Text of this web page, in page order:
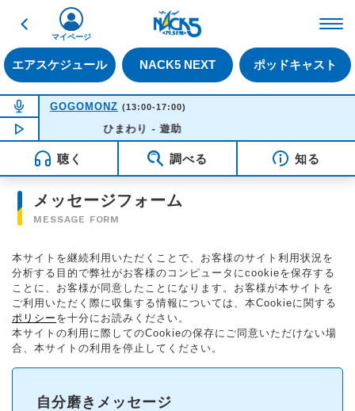
戻る
エアスケジュール NACK5 NEXT ポッドキャスト
マイページ
NOW ON AIR
GOGOMONZ (13:00-17:00)
NOW PLAYING16:30
ひまわり - 遊助
聴く 調べる 知る
メッセージフォーム
MESSAGE FORM
本サイトを継続利用いただくことで、お客様のサイト利用状況を
分析する目的で弊社がお客様のコンピュータにcookieを保存する
ことに、お客様が同意したことになります。お客様が本サイトを
ご利用いただく際に収集する情報については、本Cookieに関する
ポリシー を十分にお読みください。
本サイトの利用に際してのCookieの保存にご同意いただけない場
合、本サイトの利用を停止してください。
自分磨きメッセージ